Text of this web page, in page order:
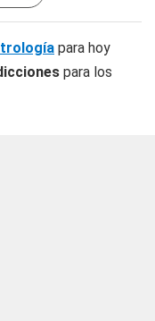
para hoy
para los